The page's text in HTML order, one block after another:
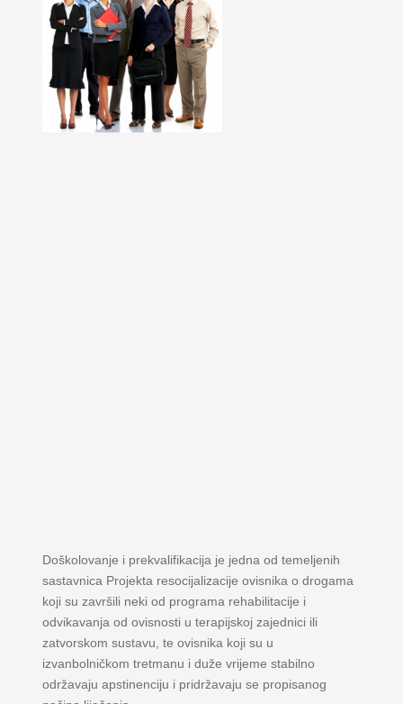
Doškolovanje i prekvalifikacija je jedna od temeljenih
sastavnica Projekta resocijalizacije ovisnika o drogama
koji su završili neki od programa rehabilitacije i
odvikavanja od ovisnosti u terapijskoj zajednici ili
zatvorskom sustavu, te ovisnika koji su u
izvanbolničkom tretmanu i duže vrijeme stabilno
održavaju apstinenciju i pridržavaju se propisanog